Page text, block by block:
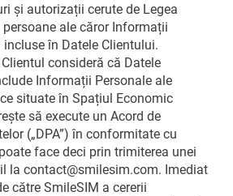
și autorizații cerute de Legea
ale căror Informații
în Datele Clientului.
consideră că Datele
Informații Personale ale
situate în Spațiul Economic
să execute un Acord de
(„DPA”) în conformitate cu
face deci prin trimiterea unei
la contact@smilesim.com. Imediat
către SmileSIM a cererii